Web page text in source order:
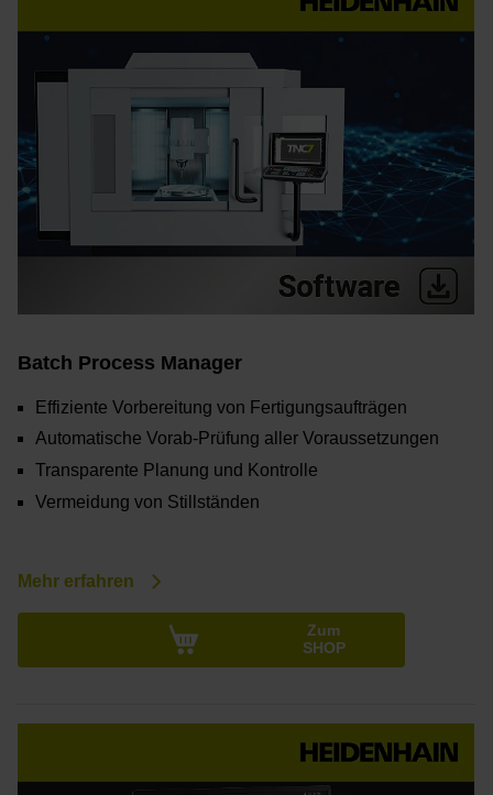
Batch Process Manager
Effiziente Vorbereitung von Fertigungsaufträgen
Automatische Vorab-Prüfung aller Voraussetzungen
Transparente Planung und Kontrolle
Vermeidung von Stillständen
Mehr erfahren
Zum
SHOP